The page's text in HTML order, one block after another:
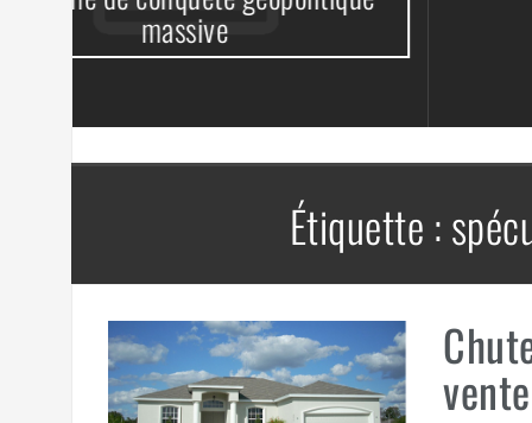
Étiquette :